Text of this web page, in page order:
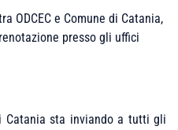
ODCEC e Comune di Catania,
presso gli uffici
Catania sta inviando a tutti gli